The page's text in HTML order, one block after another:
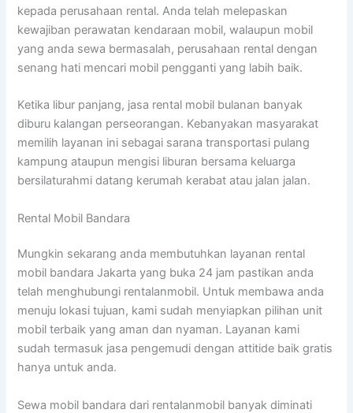
kepada perusahaan rental. Anda telah melepaskan
kewajiban perawatan kendaraan mobil, walaupun mobil
yang anda sewa bermasalah, perusahaan rental dengan
senang hati mencari mobil pengganti yang labih baik.
Ketika libur panjang, jasa rental mobil bulanan banyak
diburu kalangan perseorangan. Kebanyakan masyarakat
memilih layanan ini sebagai sarana transportasi pulang
kampung ataupun mengisi liburan bersama keluarga
bersilaturahmi datang kerumah kerabat atau jalan jalan.
Rental Mobil Bandara
Mungkin sekarang anda membutuhkan layanan rental
mobil bandara Jakarta yang buka 24 jam pastikan anda
telah menghubungi rentalanmobil. Untuk membawa anda
menuju lokasi tujuan, kami sudah menyiapkan pilihan unit
mobil terbaik yang aman dan nyaman. Layanan kami
sudah termasuk jasa pengemudi dengan attitide baik gratis
hanya untuk anda.
Sewa mobil bandara dari rentalanmobil banyak diminati